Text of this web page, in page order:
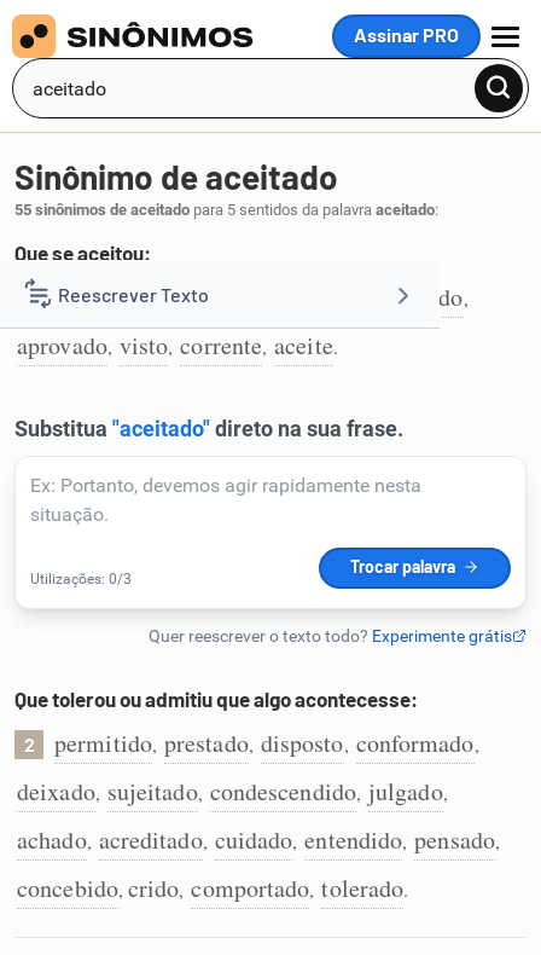
Assinar PRO
MENU
Reescrever Texto
Resumir Texto
Corrigir Texto
Detector de IA
Humanizador de IA
Cata-letras
Conexões
Caça-palavras
Sinônimo de aceitado
55 sinônimos de aceitado para 5 sentidos da palavra aceitado:
Que se aceitou:
1 aceito,admitido respeitado,
aprovado, visto, corrente, aceite.
Que tolerou ou admitiu que algo acontecesse:
2 permitido, prestado, disposto, conformado,
deixado, sujeitado, condescendido, julgado,
achado, acreditado, cuidado, entendido, pensado,
concebido, crido, comportado, tolerado.